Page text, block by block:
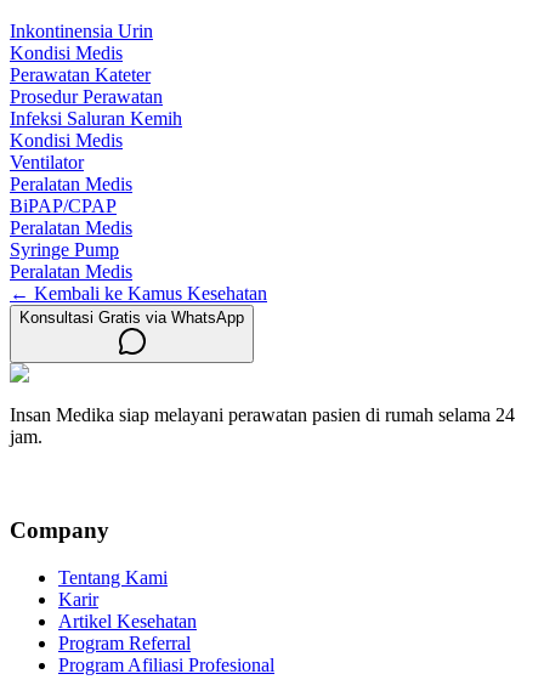
Inkontinensia Urin
Kondisi Medis
Perawatan Kateter
Prosedur Perawatan
Infeksi Saluran Kemih
Kondisi Medis
Ventilator
Peralatan Medis
BiPAP/CPAP
Peralatan Medis
Syringe Pump
Peralatan Medis
← Kembali ke Kamus Kesehatan
Konsultasi Gratis via WhatsApp
Insan Medika siap melayani perawatan pasien di rumah selama 24
jam.
Company
Tentang Kami
Karir
Artikel Kesehatan
Program Referral
Program Afiliasi Profesional